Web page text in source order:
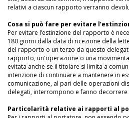
relativi a ciascun rapporto verranno
Cosa si può fare per evitare
Per evitare l’estinzione del rapporto è
180 giorni dalla data di ricezione della
del rapporto o un terzo da questo
rapporto, un'operazione o una
evitata anche se il titolare si limita a
intenzione di continuare a mantenere in
comunicazione, al pari delle operazioni
delegati, interrompono e fanno decorrere
Particolarità relative ai rapporti al